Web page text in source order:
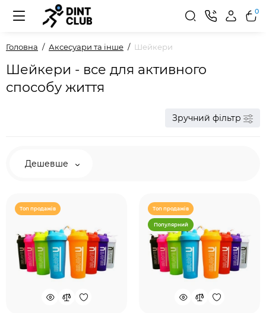
0
Головна Аксесуари та інше Шейкери
Шейкери - все для активного
способу життя
Зручний фільтр
Дешевше
Топ продажів Топ продажів
Популярний